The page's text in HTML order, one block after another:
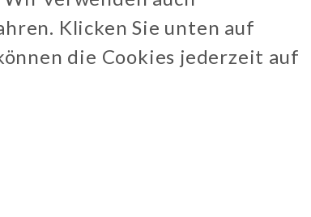
Klicken Sie unten auf
die Cookies jederzeit auf